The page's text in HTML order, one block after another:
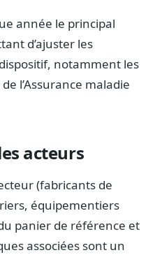
année le principal
d’ajuster les
notamment les
l’Assurance maladie
acteurs
(fabricants de
équipementiers
panier de référence et
associées sont un